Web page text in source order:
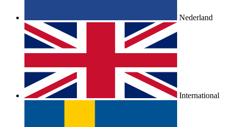
Nederland
International